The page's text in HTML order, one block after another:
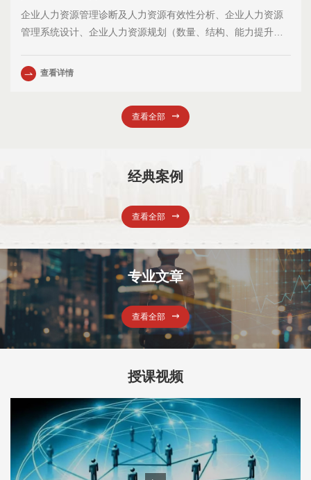
企业人力资源管理诊断及人力资源有效性分析、企业人力资源
管理系统设计、企业人力资源规划（数量、结构、能力提升）
资格标准体系建立、绩效考核体系设计、基于 EVA 的绩效考
核、薪酬体系设计、以职业生涯为核心的人力资源开发体系设
头服务、企业员工 EAP 服务、人力资源外包、企业并购重组与
于人カ资源管理的企业战略规划和组织再造。
查看详情
查看全部
经典案例
查看全部
专业文章
查看全部
授课视频